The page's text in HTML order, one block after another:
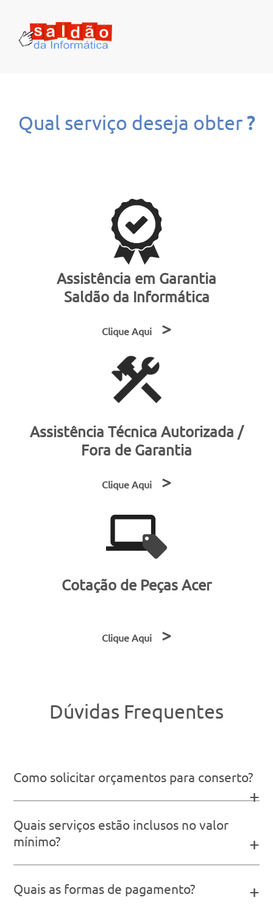
Qual serviço deseja obter?
Assistência em Garantia
Saldão da Informática
Clique Aqui >
Assistência Técnica Autorizada /
Fora de Garantia
Clique Aqui >
Cotação de Peças Acer
Clique Aqui >
Dúvidas Frequentes
Como solicitar orçamentos para conserto?
+
Quais serviços estão inclusos no valor
mínimo?
+
Quais as formas de pagamento? +